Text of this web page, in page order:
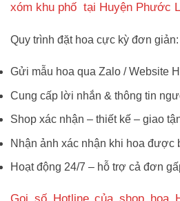
xóm khu phố tại Huyện Phước
Quy trình đặt hoa cực kỳ đơn giản:
Gửi mẫu hoa qua Zalo / Website
Cung cấp lời nhắn & thông tin
Shop xác nhận – thiết kế – giao
Nhận ảnh xác nhận khi hoa được
Hoạt động 24/7 – hỗ trợ cả đơn